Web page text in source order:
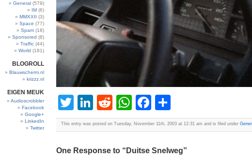
General (579)
IM (6)
MMXXII (3)
Space (77)
Spam (18)
Sponsored (8)
Traffic (44)
World (181)
BLOGROLL
Blauwscherm.nl
krizzz.nl
EIGEN MEUK
Audioscrobbler
Facebook
Google+
LinkedIn
Twitter
Twitter
LinkedIn
RedditWhatsApp
Facebook
This entry was posted on Tuesday, November 11th, 2003 at 12:31 am and is filed under
One Response to “Duitse Snelweg”